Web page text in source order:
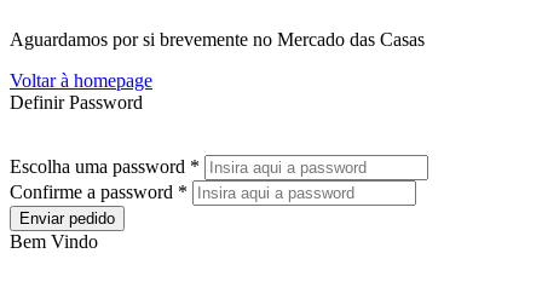
Aguardamos por si brevemente no Mercado das Casas
Voltar à homepage
Definir Password
Escolha uma password *
Confirme a password *
Enviar pedido
Bem Vindo